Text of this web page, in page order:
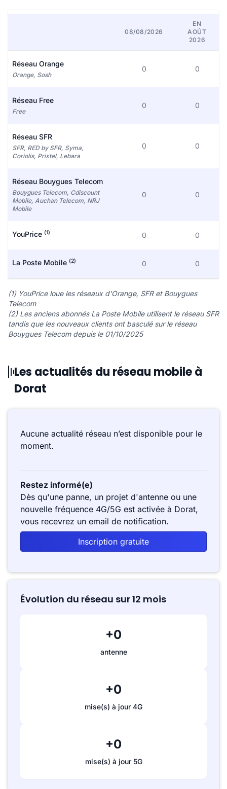
08/08/2026
EN
AOÛT
2026
Réseau Orange
Orange, Sosh
0 0
Réseau Free
Free
0 0
Réseau SFR
SFR, RED by SFR, Syma,
Coriolis, Prixtel, Lebara
0 0
Réseau Bouygues Telecom
Bouygues Telecom, Cdiscount
Mobile, Auchan Telecom, NRJ
Mobile
0 0
YouPrice (1) 0 0
La Poste Mobile (2) 0 0
(1) YouPrice loue les réseaux d'Orange, SFR et Bouygues
Telecom
(2) Les anciens abonnés La Poste Mobile utilisent le réseau SFR
tandis que les nouveaux clients ont basculé sur le réseau
Bouygues Telecom depuis le 01/10/2025
Les actualités du réseau mobile à
Dorat
Aucune actualité réseau n’est disponible pour le
moment.
Restez informé(e)
Dès qu'une panne, un projet d'antenne ou une
nouvelle fréquence 4G/5G est activée à Dorat,
vous recevrez un email de notification.
Inscription gratuite
Évolution du réseau sur 12 mois
+0
antenne
+0
mise(s) à jour 4G
+0
mise(s) à jour 5G